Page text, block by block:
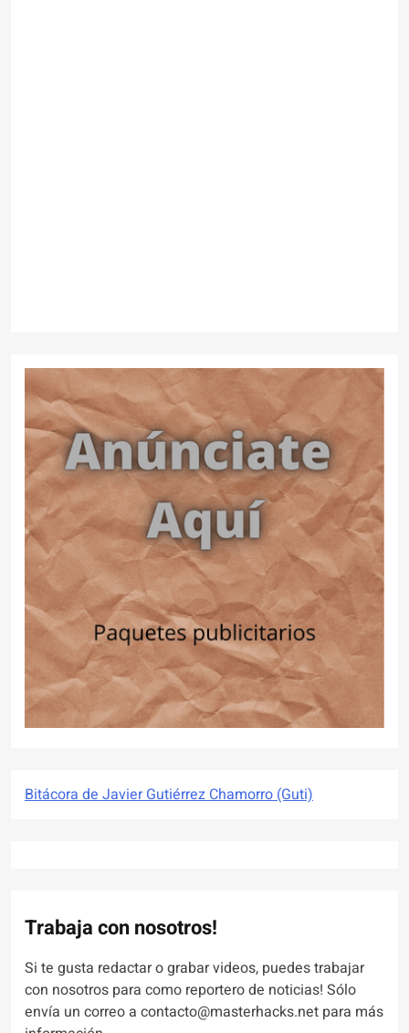
Bitácora de Javier Gutiérrez Chamorro (Guti)
Trabaja con nosotros!
Si te gusta redactar o grabar videos, puedes trabajar
con nosotros para como reportero de noticias! Sólo
envía un correo a contacto@masterhacks.net para más